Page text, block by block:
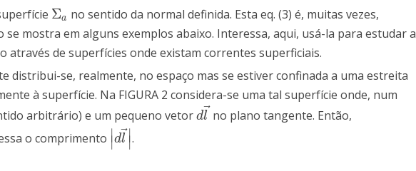
Σa
Σa no sentido da normal definida. Esta eq. (3) é, muitas vezes,
mostra em alguns exemplos abaixo. Interessa, aqui, usá-la para estudar a
através de superfícies onde existam correntes superficiais.
distribui-se, realmente, no espaço mas se estiver confinada a uma estreita
à superfície. Na FIGURA 2 considera-se uma tal superfície onde, num
arbitrário) e um pequeno vetor dl ⃗
dl→no plano tangente. Então,
o comprimento ∣∣dl ⃗
∣∣
|dl →.